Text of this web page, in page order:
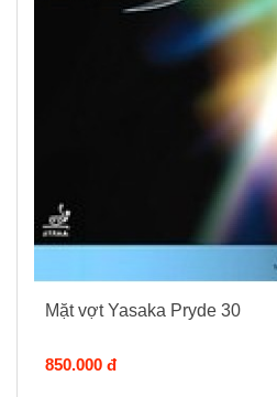
Mặt vợt Yasaka Pryde 30
850.000 đ